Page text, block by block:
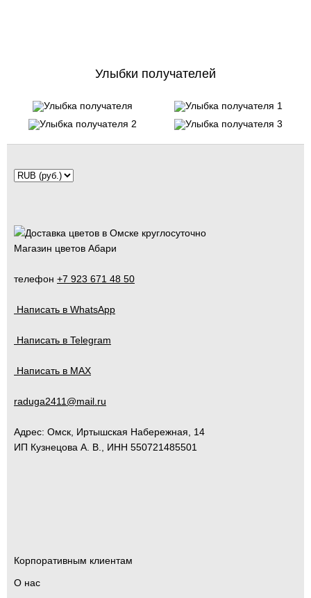
Улыбки получателей
Магазин цветов Абари
телефон +7 923 671 48 50
Написать в WhatsApp
Написать в Telegram
Написать в MAX
raduga2411@mail.ru
Адрес: Омск Иртышская Набережная, 14
ИП Кузнецова А. В., ИНН 550721485501
Корпоративным клиентам
О нас